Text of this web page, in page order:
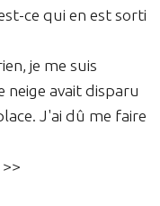
ce qui en est sorti
je me suis
neige avait disparu
J'ai dû me faire